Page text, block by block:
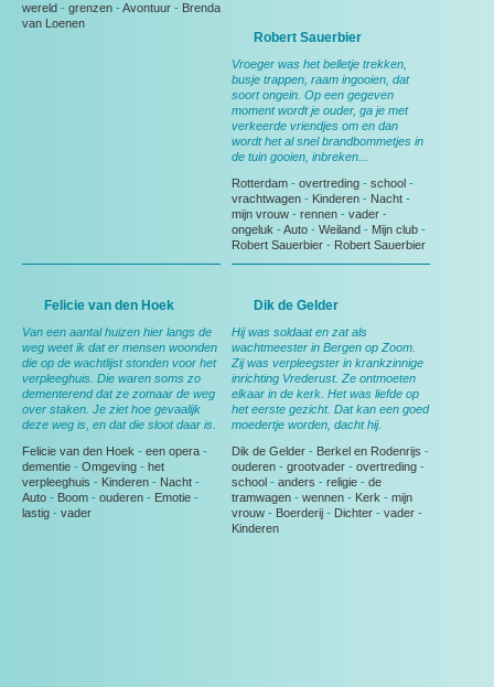
wereld - grenzen -Avontuur - Brenda
van Loenen
Robert Sauerbier
Vroeger was het belletje trekken,
busje trappen, raam ingooien, dat
soort ongein. Op een gegeven
moment wordt je ouder, ga je met
verkeerde vriendjes om en dan
wordt het al snel brandbommetjes in
de tuin gooien, inbreken...
Rotterdam - overtreding - school -
vrachtwagen - Kinderen - Nacht -
mijn vrouw - rennen - vader -
ongeluk -Auto - Weiland - Mijn club -
Robert Sauerbier - Robert Sauerbier
Felicie van den Hoek
Van een aantal huizen hier langs de
weg weet ik dat er mensen woonden
die op de wachtlijst stonden voor het
verpleeghuis. Die waren soms zo
dementerend dat ze zomaar de weg
over staken. Je ziet hoe gevaalijk
deze weg is, en dat die sloot daar is.
Felicie van den Hoek - een opera -
dementie - Omgeving - het
verpleeghuis - Kinderen - Nacht -
Auto - Boom - ouderen - Emotie -
lastig - vader
Dik de Gelder
Hij was soldaat en zat als
wachtmeester in Bergen op Zoom.
Zij was verpleegster in krankzinnige
inrichting Vrederust. Ze ontmoeten
elkaar in de kerk. Het was liefde op
het eerste gezicht. Dat kan een goed
moedertje worden, dacht hij.
Dik de Gelder - Berkel en Rodenrijs -
ouderen - grootvader - overtreding -
school - anders - religie - de
tramwagen - wennen - Kerk - mijn
vrouw - Boerderij - Dichter - vader -
Kinderen